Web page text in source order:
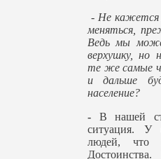
- Не
меняться,
Ведь мы
верхушку, но
те же самые
и дальше
население?
-В нашей
ситуация. У
людей, что